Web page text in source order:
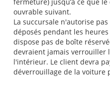
ouvrable suivant.
La succursale n'autorise
déposés pendant les
dispose pas de boîte
devraient jamais verrouiller
l'intérieur. Le client devra
déverrouillage de la voiture